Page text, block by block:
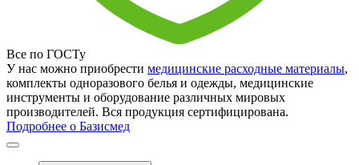
Все по ГОСТу
У нас можно приобрести медицинские расходные материалы,
комплекты одноразового белья и одежды, медицинские
инструменты и оборудование различных мировых
производителей. Вся продукция сертифицирована.
Подробнее о Базисмед